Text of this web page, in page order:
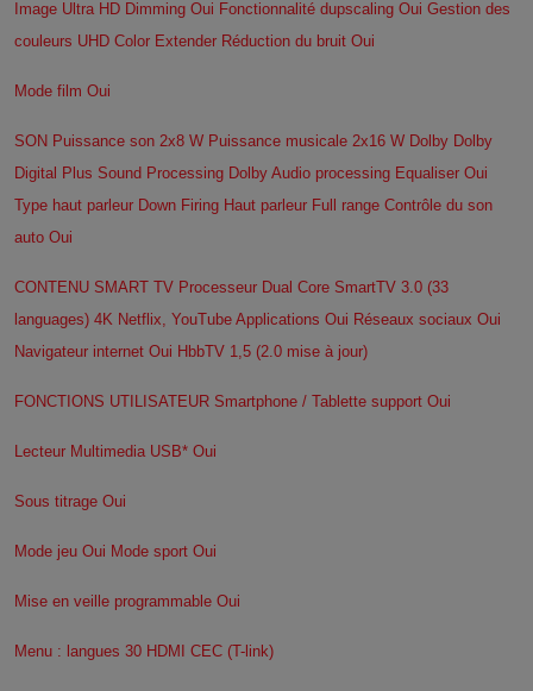
Image Ultra HD Dimming Oui Fonctionnalité dupscaling Oui Gestion des
couleurs UHD Color Extender Réduction du bruit Oui
Mode film Oui
SON Puissance son 2x8 W Puissance musicale 2x16 W Dolby Dolby
Digital Plus Sound Processing Dolby Audio processing Equaliser Oui
Type haut parleur Down Firing Haut parleur Full range Contrôle du son
auto Oui
CONTENU SMART TV Processeur Dual Core SmartTV 3.0 (33
languages) 4K Netflix, YouTube Applications Oui Réseaux sociaux Oui
Navigateur internet Oui HbbTV 1,5 (2.0 mise à jour)
FONCTIONS UTILISATEUR Smartphone / Tablette support Oui
Lecteur Multimedia USB* Oui
Sous titrage Oui
Mode jeu Oui Mode sport Oui
Mise en veille programmable Oui
Menu : langues 30 HDMI CEC (T-link)